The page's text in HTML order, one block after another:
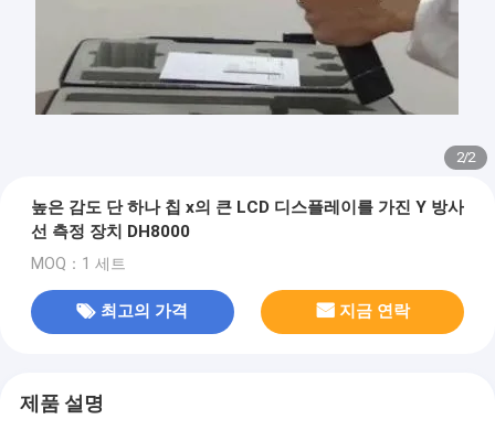
1/2
높은 감도 단 하나 칩 x의 큰 LCD 디스플레이를 가진 Y 방사
선 측정 장치 DH8000
MOQ：1 세트
최고의 가격 지금 연락
제품 설명